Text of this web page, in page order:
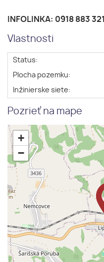
INFOLINKA: 0918 883 321
Vlastnosti
Status:
Plocha pozemku:
Inžinierske siete:
Pozrieť na mape
+
−